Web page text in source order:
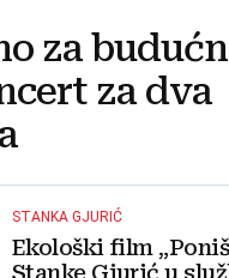
za
za dva
STANKA GJURIĆ
Ekološki film
Stanke Gjurić u